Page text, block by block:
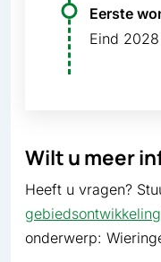
Eerste
Eind 2028
Wilt u meer
Heeft u vragen?
onderwerp: